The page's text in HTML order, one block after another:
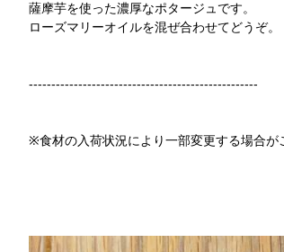
薩摩芋を使った濃厚なポタージュです。
ローズマリーオイルを混ぜ合わせてどうぞ。
---------------------------------------------------
※食材の入荷状況により一部変更する場合が